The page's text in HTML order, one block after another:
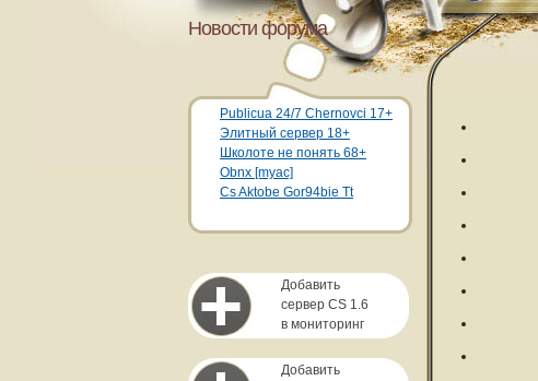
Новости форума
Publicua 24/7 Chernovci 17+
Элитный сервер 18+
Школоте не понять 68+
Obnx [myac]
Cs Aktobe Gor94bie Tt
Добавить
сервер CS 1.6
в мониторинг
Добавить